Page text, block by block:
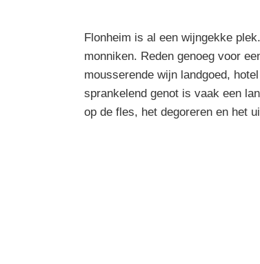
Flonheim is al een wijngekke
monniken. Reden genoeg voor
mousserende wijn landgoed,
sprankelend genot is vaak een
op de fles, het degoreren en het